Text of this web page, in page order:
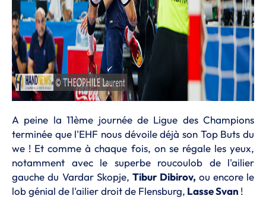
A peine la 11ème journée de Ligue des Champions
terminée que l'EHF nous dévoile déjà son Top Buts du
we ! Et comme à chaque fois, on se régale les yeux,
notamment avec le superbe roucoulob de l'ailier
gauche du Vardar Skopje, Tibur Dibirov, ou encore le
lob génial de l'ailier droit de Flensburg, Lasse Svan !